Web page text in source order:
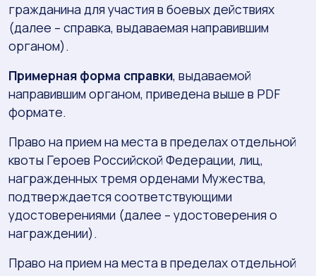
гражданина для участия в боевых действиях
(далее – справка, выдаваемая направившим
органом).
Примерная форма справки, выдаваемой
направившим органом, приведена выше в PDF
формате.
Право на прием на места в пределах отдельной
квоты Героев Российской Федерации, лиц,
награжденных тремя орденами Мужества,
подтверждается соответствующими
удостоверениями (далее – удостоверения о
награждении).
Право на прием на места в пределах отдельной